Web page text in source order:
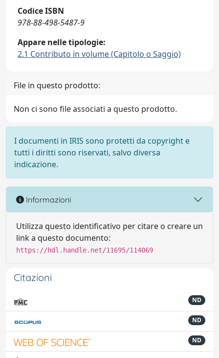
Codice ISBN
978-88-498-5487-9
Appare nelle tipologie:
2.1 Contributo in volume (Capitolo o Saggio)
File in questo prodotto:
Non ci sono file associati a questo prodotto.
I documenti in IRIS sono protetti da copyright e
tutti i diritti sono riservati, salvo diversa
indicazione.
Informazioni
Utilizza questo identificativo per citare o creare un
link a questo documento:
https://hdl.handle.net/11695/114069
Citazioni
ND
ND
ND